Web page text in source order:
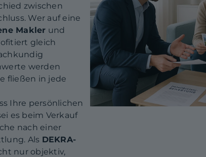
zwischen
Wer auf eine
Makler und
gleich
werden
fließen in jede
Ihre persönlichen
es beim Verkauf
nach einer
Als DEKRA-
nur objektiv,